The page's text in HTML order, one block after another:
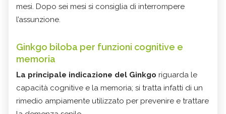
mesi. Dopo sei mesi si consiglia di interrompere
l’assunzione.
Ginkgo biloba per funzioni cognitive e
memoria
La principale indicazione del Ginkgo riguarda le
capacità cognitive e la memoria; si tratta infatti di un
rimedio ampiamente utilizzato per prevenire e trattare